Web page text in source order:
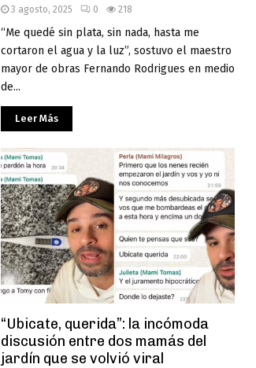
3 agosto, 2025 0 218
“Me quedé sin plata, sin nada, hasta me
cortaron el agua y la luz”, sostuvo el maestro
mayor de obras Fernando Rodrigues en medio
de...
Leer Más
“Ubicate, querida”: la incómoda
discusión entre dos mamás del
jardín que se volvió viral